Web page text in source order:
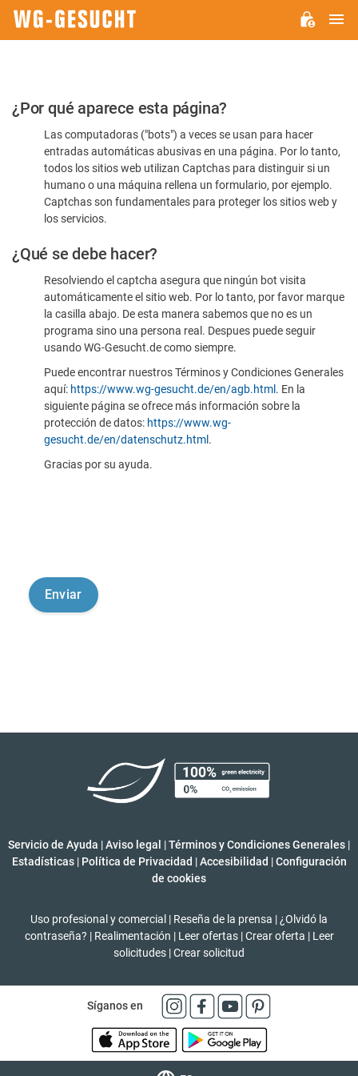
Por
favor,
confirme
humano
¿Por qué aparece esta página?
Las computadoras ("bots") a veces se usan para hacer
entradas automáticas abusivas en una página. Por lo tanto,
todos los sitios web utilizan Captchas para distinguir si un
humano o una máquina rellena un formulario, por ejemplo.
Captchas son fundamentales para proteger los sitios web y
los servicios.
¿Qué se debe hacer?
Resolviendo el captcha asegura que ningún bot visita
automáticamente el sitio web. Por lo tanto, por favor marque
la casilla abajo. De esta manera sabemos que no es un
programa sino una persona real. Despues puede seguir
usando WG-Gesucht.de como siempre.
Puede encontrar nuestros Términos y Condiciones Generales
aquí: https://www.wg-gesucht.de/en/agb.html . En la
siguiente página se ofrece más información sobre la
protección de datos: https://www.wg-
gesucht.de/en/datenschutz.html .
Gracias por su ayuda.
Servicio de Ayuda |Aviso legal |Términos y Condiciones Generales |
Estadísticas | Política de Privacidad | Accesibilidad | Configuración
de cookies
Uso profesional y comercial | Reseña de la prensa | ¿Olvidó la
contraseña? | Realimentación | Leer ofertas | Crear oferta | Leer
solicitudes |Crear solicitud
Síganos en